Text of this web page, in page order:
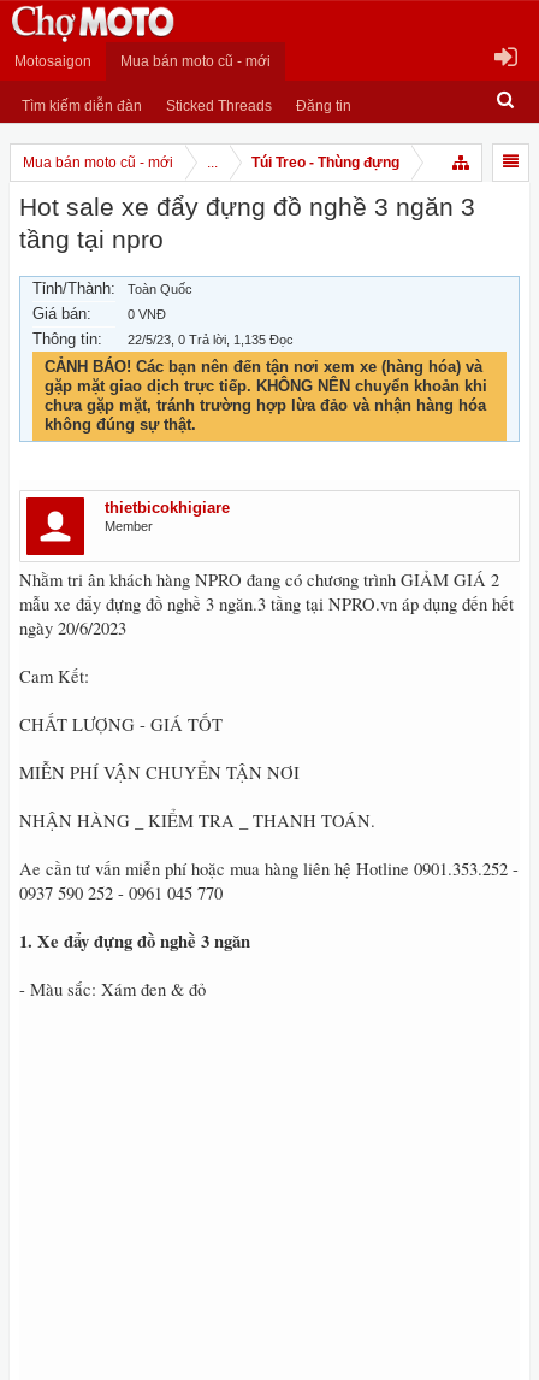
Motosaigon Mua bán moto cũ - mới
Tìm kiếm diễn đàn Sticked Threads Đăng tin
Mua bán moto cũ - mới ... Túi Treo - Thùng đựng
Hot sale xe đẩy đựng đồ nghề 3 ngăn 3
tầng tại npro
Tỉnh/Thành: Toàn Quốc
Giá bán: 0 VNĐ
Thông tin: 22/5/23 , 0 Trả lời, 1,135 Đọc
CẢNH BÁO! Các bạn nên đến tận nơi xem xe (hàng hóa) và
gặp mặt giao dịch trực tiếp. KHÔNG NÊN chuyển khoản khi
chưa gặp mặt, tránh trường hợp lừa đảo và nhận hàng hóa
không đúng sự thật.
thietbicokhigiare
Member
Nhằm tri ân khách hàng NPRO đang có chương trình GIẢM GIÁ 2
mẫu xe đẩy đựng đồ nghề 3 ngăn.3 tầng tại NPRO.vn áp dụng đến hết
ngày 20/6/2023
Cam Kết:
CHẤT LƯỢNG - GIÁ TỐT
MIỄN PHÍ VẬN CHUYỂN TẬN NƠI
NHẬN HÀNG _ KIỂM TRA _ THANH TOÁN.
Ae cần tư vấn miễn phí hoặc mua hàng liên hệ Hotline 0901.353.252 -
0937 590 252 - 0961 045 770
1. Xe đẩy đựng đồ nghề 3 ngăn
- Màu sắc: Xám đen & đỏ